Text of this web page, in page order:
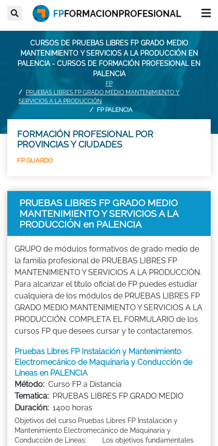
CURSOS DE PRUEBAS LIBRES FP GRADO MEDIO
MANTENIMIENTO Y SERVICIOS A LA PRODUCCIÓN EN
PALENCIA - CURSOS DE FORMACIÓN PROFESIONAL EN
PALENCIA
FP
PRUEBAS LIBRES FP GRADO MEDIO MANTENIMIENTO Y
SERVICIOS A LA PRODUCCIÓN
FP PALENCIA
FORMACIÓN PROFESIONAL POR
PROVINCIAS Y CIUDADES
FP GUARDO
PRUEBAS LIBRES FP GRADO MEDIO
MANTENIMIENTO Y SERVICIOS A LA
PRODUCCIÓN en PALENCIA
GRUPO de módulos formativos de grado medio de
la familia profesional de PRUEBAS LIBRES FP
MANTENIMIENTO Y SERVICIOS A LA PRODUCCIÓN.
Para alcanzar el título oficial de FP puedes estudiar
cualquiera de los módulos de PRUEBAS LIBRES FP
GRADO MEDIO MANTENIMIENTO Y SERVICIOS A LA
PRODUCCIÓN. COMPLETA EL FORMULARIO de los
cursos FP que desees cursar y te contactaremos.
Pruebas Libres FP Instalación y Mantenimiento
Electromecánico de Maquinaria y Conducción de
Líneas en PALENCIA
Método: Curso FP a Distancia
Tematica: PRUEBAS LIBRES FP GRADO MEDIO
Duración: 1400 horas
Objetivos del curso Pruebas Libres FP Instalación y
Mantenimiento Electromecánico de Maquinaria y
Conducción de Líneas: Los objetivos fundamentales